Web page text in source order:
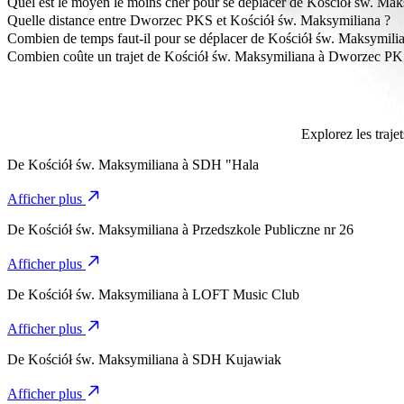
La façon la plus abordable de se déplacer de Kościół św.
Quelle distance entre Dworzec PKS et Kościół św. Maksymiliana ?
Dworzec PKS est à environ 3,2 km de Kościół św. Maksymiliana.
Combien de temps faut-il pour se déplacer de Kościół św.
Il faut environ 7 min pour se déplacer de Kościół św. Maksymiliana
Combien coûte un trajet de Kościół św. Maksymiliana à Dworzec
Explorez les
De Kościół św. Maksymiliana à SDH "Hala
Afficher plus
De Kościół św. Maksymiliana à Przedszkole Publiczne nr 26
Afficher plus
De Kościół św. Maksymiliana à LOFT Music Club
Afficher plus
De Kościół św. Maksymiliana à SDH Kujawiak
Afficher plus